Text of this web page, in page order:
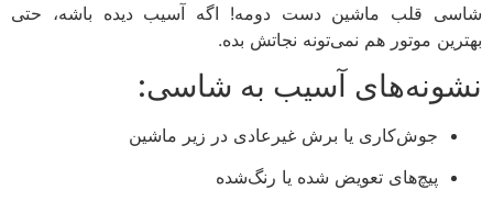
قلب ماشین دست دومه! اگه آسیب دیده باشه، حتی
موتور هم نمی‌تونه نجاتش بده.
آسیب به شاسی:
جوش‌کاری یا برش غیرعادی در زیر ماشین
پیچ‌های تعویض شده یا رنگ‌شده